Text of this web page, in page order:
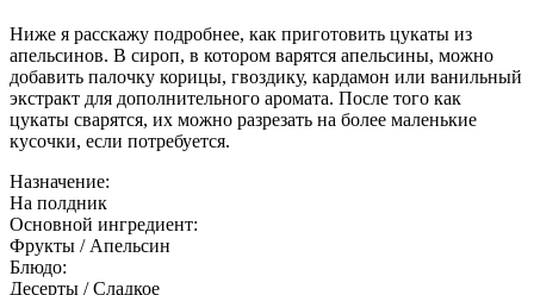
Ниже я расскажу подробнее, как приготовить цукаты из
апельсинов. В сироп, в котором варятся апельсины, можно
добавить палочку корицы, гвоздику, кардамон или ванильный
экстракт для дополнительного аромата. После того как
цукаты сварятся, их можно разрезать на более маленькие
кусочки, если потребуется.
Назначение:
На полдник
Основной ингредиент:
Фрукты / Апельсин
Блюдо:
Десерты / Сладкое